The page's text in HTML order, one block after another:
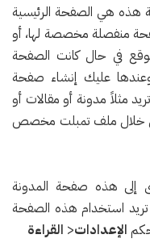
هذه هي الصفحة الرئيسية
منفصلة مخصصة لها، أو
في حال كانت الصفحة
عليك إنشاء صفحة
مثلاً مدونة أو مقالات أو
خلال ملف تمبلت مخصص
هذه صفحة المدونة
تريد استخدام هذه الصفحة
الإعدادات< القراءة